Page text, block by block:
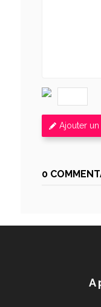
Ajouter
0
A